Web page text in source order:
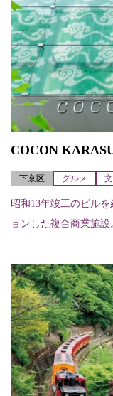
COCON
下京区 グルメ
昭和13年竣工のビル
ョンした複合商業施設
ついては次の...